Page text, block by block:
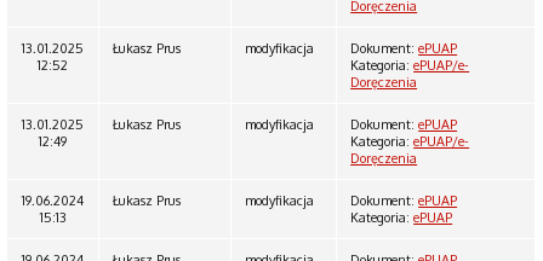
Doręczenia
13.01.2025
12:52
Łukasz Prus modyfikacja Dokument:ePUAP
Kategoria:ePUAP/e-
Doręczenia
13.01.2025
12:49
Łukasz Prus modyfikacja Dokument:ePUAP
Kategoria:ePUAP/e-
Doręczenia
19.06.2024
15:13
Łukasz Prus modyfikacja Dokument:ePUAP
Kategoria:ePUAP